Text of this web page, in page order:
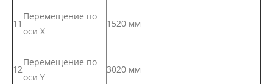
11
Перемещение по
оси X
1520 мм
12
Перемещение по
оси Y
3020 мм